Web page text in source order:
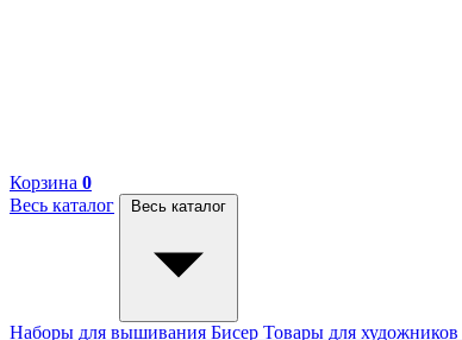
Корзина 0
Весь каталог
Весь каталог
Наборы для вышивания Бисер Товары для художников